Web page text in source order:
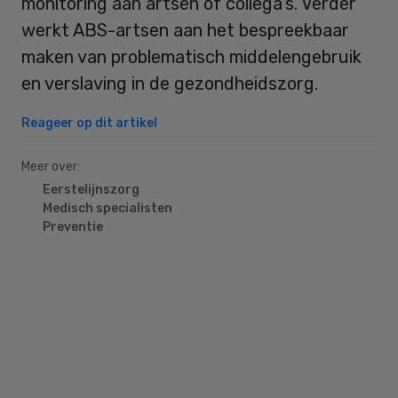
werkt ABS-artsen aan het bespreekbaar
maken van problematisch middelengebruik
en verslaving in de gezondheidszorg.
Reageer op dit artikel
Meer over:
Eerstelijnszorg
Medisch specialisten
Preventie